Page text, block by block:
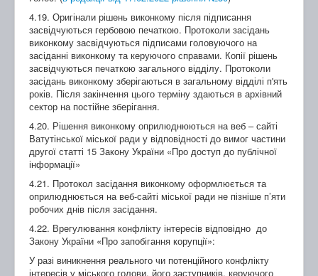
4.19. Оригінали рішень виконкому після підписання
засвідчуються гербовою печаткою. Протоколи засідань
виконкому засвідчуються підписами головуючого на
засіданні виконкому та керуючого справами. Копії рішень
засвідчуються печаткою загального відділу. Протоколи
засідань виконкому зберігаються в загальному відділі п'ять
років. Після закінчення цього терміну здаються в архівний
сектор на постійне зберігання.
4.20. Рішення виконкому оприлюднюються на веб – сайті
Ватутінської міської ради у відповідності до вимог частини
другої статті 15 Закону України «Про доступ до публічної
інформації»
4.21. Протокол засідання виконкому оформлюється та
оприлюднюється на веб-сайті міської ради не пізніше п’яти
робочих днів після засідання.
4.22. Врегулювання конфлікту інтересів відповідно до
Закону України «Про запобігання корупції»:
У разі виникнення реального чи потенційного конфлікту
інтересів у міського голови, його заступників, керуючого